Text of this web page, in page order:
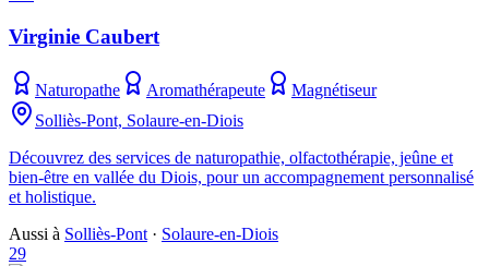
Virginie Caubert
Naturopathe Aromathérapeute
Magnétiseur
Solliès-Pont, Solaure-en-Diois
Découvrez des services de naturopathie, olfactothérapie, jeûne et
bien-être en vallée du Diois, pour un accompagnement personnalisé
et holistique.
Aussi à Solliès-Pont · Solaure-en-Diois
29